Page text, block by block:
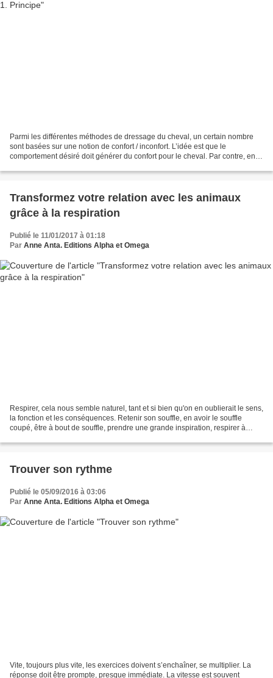
Parmi les différentes méthodes de dressage du cheval, un certain nombre
sont basées sur une notion de confort / inconfort. L’idée est que le
comportement désiré doit générer du confort pour le cheval. Par contre, en
Transformez votre relation avec les animaux
grâce à la respiration
Publié le 11/01/2017 à 01:18
Par Anne Anta. Editions Alpha et Omega
Respirer, cela nous semble naturel, tant et si bien qu'on en oublierait le sens,
la fonction et les conséquences. Retenir son souffle, en avoir le souffle
coupé, être à bout de souffle, prendre une grande inspiration, respirer à
Trouver son rythme
Publié le 05/09/2016 à 03:06
Par Anne Anta. Editions Alpha et Omega
Vite, toujours plus vite, les exercices doivent s’enchaîner, se multiplier. La
réponse doit être prompte, presque immédiate. La vitesse est souvent